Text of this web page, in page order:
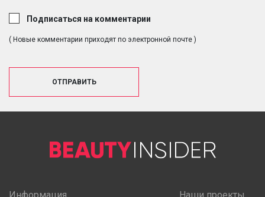
Подписаться на комментарии
( Новые комментарии приходят по электронной почте )
ОТПРАВИТЬ
Информация Наши проекты